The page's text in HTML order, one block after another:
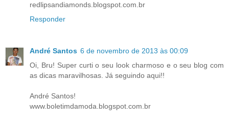
redlipsandiamonds.blogspot.com.br
Responder
André Santos 6 de novembro de 2013 às 00:09
Oi, Bru! Super curti o seu look charmoso e o seu blog com
as dicas maravilhosas. Já seguindo aqui!!
André Santos!
www.boletimdamoda.blogspot.com.br